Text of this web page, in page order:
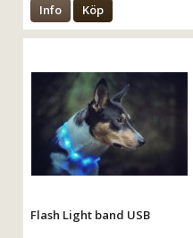
Info Köp
Flash Light band USB